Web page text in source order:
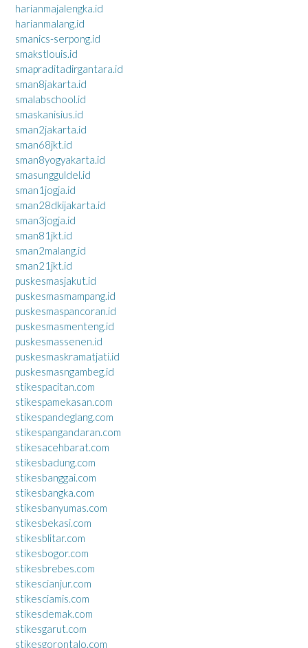
harianmajalengka.id
harianmalang.id
smanics-serpong.id
smakstlouis.id
smapraditadirgantara.id
sman8jakarta.id
smalabschool.id
smaskanisius.id
sman2jakarta.id
sman68jkt.id
sman8yogyakarta.id
smasungguldel.id
sman1jogja.id
sman28dkijakarta.id
sman3jogja.id
sman81jkt.id
sman2malang.id
sman21jkt.id
puskesmasjakut.id
puskesmasmampang.id
puskesmaspancoran.id
puskesmasmenteng.id
puskesmassenen.id
puskesmaskramatjati.id
puskesmasngambeg.id
stikespacitan.com
stikespamekasan.com
stikespandeglang.com
stikespangandaran.com
stikesacehbarat.com
stikesbadung.com
stikesbanggai.com
stikesbangka.com
stikesbanyumas.com
stikesbekasi.com
stikesblitar.com
stikesbogor.com
stikesbrebes.com
stikescianjur.com
stikesciamis.com
stikesdemak.com
stikesgarut.com
stikesgorontalo.com